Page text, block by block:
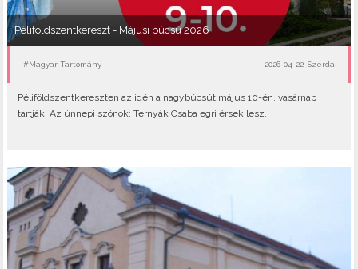
Péliföldszentkereszt - Májusi búcsú 2026
#Magyar Tartomány 2026-04-22, Szerda
Péliföldszentkereszten az idén a nagybúcsút május 10-én, vasárnap
tartják. Az ünnepi szónok: Ternyák Csaba egri érsek lesz.